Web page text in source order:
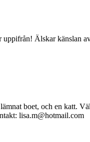
uppifrån! Älskar känslan
boet, och en katt.
lisa.m@hotmail.com